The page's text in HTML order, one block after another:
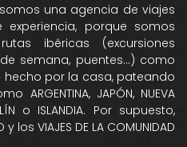
somos una agencia de viajes
porque somos
ibéricas (excursiones
semana, puentes...) como
hecho por la casa, pateando
JAPÓN, NUEVA
o ISLANDIA. Por supuesto,
VIAJES DE LA COMUNIDAD